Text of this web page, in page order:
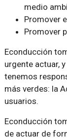
medio
Promover
Promover
Econducción
urgente actuar,
tenemos
más verdes: la
usuarios.
Econducción
de actuar de